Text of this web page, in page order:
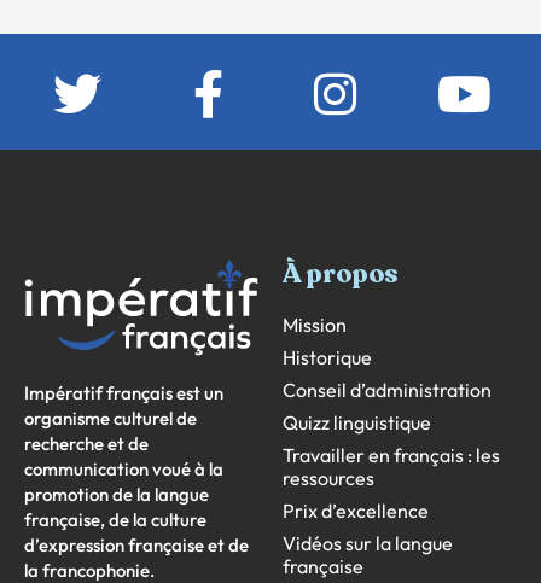
Impératif français est un
organisme culturel de
recherche et de
communication voué à la
promotion de la langue
française, de la culture
d’expression française et de
la francophonie.
À propos
Mission
Historique
Conseil d’administration
Quizz linguistique
Travailler en français : les
ressources
Prix d’excellence
Vidéos sur la langue
française